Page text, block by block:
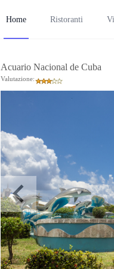
Home Ristoranti
Acuario Nacional de Cuba
Valutazione: